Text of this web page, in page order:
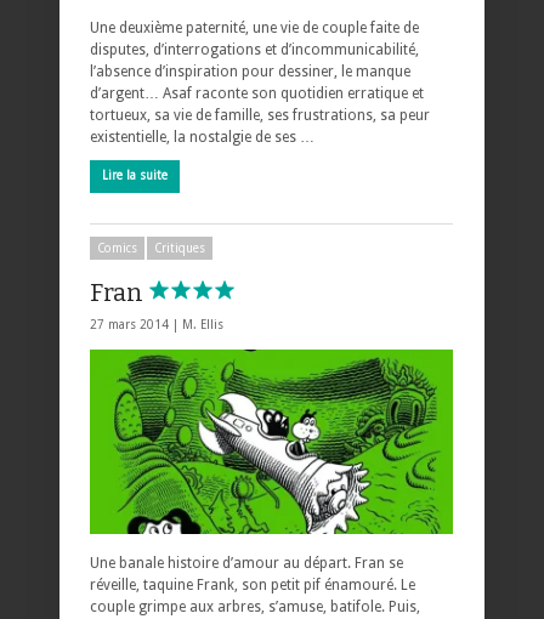
Une deuxième paternité, une vie de couple faite de
disputes, d’interrogations et d’incommunicabilité,
l’absence d’inspiration pour dessiner, le manque
d’argent… Asaf raconte son quotidien erratique et
tortueux, sa vie de famille, ses frustrations, sa peur
existentielle, la nostalgie de ses …
Lire la suite
Comics Critiques
Fran
27 mars 2014 | M. Ellis
Une banale histoire d’amour au départ. Fran se
réveille, taquine Frank, son petit pif énamouré. Le
couple grimpe aux arbres, s’amuse, batifole. Puis,